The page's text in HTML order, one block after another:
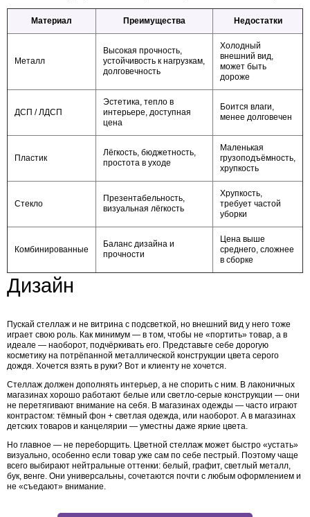
Материал Преимущества Недостатки
Металл
Высокая прочность,
устойчивость к нагрузкам,
долговечность
Холодный
внешний вид,
может быть
дороже
ДСП / ЛДСП
Эстетика, тепло в
интерьере, доступная
цена
Боится влаги,
менее долговечен
Пластик
Лёгкость, бюджетность,
простота в уходе
Маленькая
грузоподъёмность,
хрупкость
Стекло
Презентабельность,
визуальная лёгкость
Хрупкость,
требует частой
уборки
Комбинированные
Баланс дизайна и
прочности
Цена выше
среднего, сложнее
в сборке
Дизайн
Пускай стеллаж и не витрина с подсветкой, но внешний вид у него тоже
играет свою роль. Как минимум — в том, чтобы не «портить» товар, а в
идеале — наоборот, подчёркивать его. Представьте себе дорогую
косметику на потрёпанной металлической конструкции цвета серого
дождя. Хочется взять в руки? Вот и клиенту не хочется.
Стеллаж должен дополнять интерьер, а не спорить с ним. В лаконичных
магазинах хорошо работают белые или светло-серые конструкции — они
не перетягивают внимание на себя. В магазинах одежды — часто играют
контрастом: тёмный фон + светлая одежда, или наоборот. А в магазинах
детских товаров и канцелярии — уместны даже яркие цвета.
Но главное — не переборщить. Цветной стеллаж может быстро «устать»
визуально, особенно если товар уже сам по себе пестрый. Поэтому чаще
всего выбирают нейтральные оттенки: белый, графит, светлый металл,
бук, венге. Они универсальны, сочетаются почти с любым оформлением и
не «съедают» внимание.